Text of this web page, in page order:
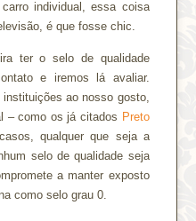
individual, essa coisa
é que fosse chic.
ter o selo de qualidade
e iremos lá avaliar.
ao nosso gosto,
– como os já citados Preto
qualquer que seja a
selo de qualidade seja
a manter exposto
como selo grau 0.